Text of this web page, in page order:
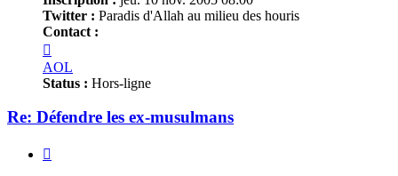
Twitter : Paradis d'Allah au milieu des houris
Contact :
yacoub
AOL
Status : Hors-ligne
Re: Défendre les ex-musulmans